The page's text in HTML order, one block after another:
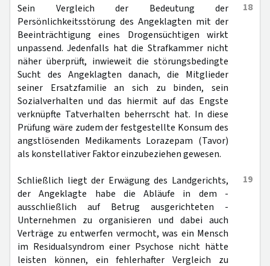
18
Sein Vergleich der Bedeutung der
Persönlichkeitsstörung des Angeklagten mit der
Beeinträchtigung eines Drogensüchtigen wirkt
unpassend. Jedenfalls hat die Strafkammer nicht
näher überprüft, inwieweit die störungsbedingte
Sucht des Angeklagten danach, die Mitglieder
seiner Ersatzfamilie an sich zu binden, sein
Sozialverhalten und das hiermit auf das Engste
verknüpfte Tatverhalten beherrscht hat. In diese
Prüfung wäre zudem der festgestellte Konsum des
angstlösenden Medikaments Lorazepam (Tavor)
als konstellativer Faktor einzubeziehen gewesen.
19
Schließlich liegt der Erwägung des Landgerichts,
der Angeklagte habe die Abläufe in dem -
ausschließlich auf Betrug ausgerichteten -
Unternehmen zu organisieren und dabei auch
Verträge zu entwerfen vermocht, was ein Mensch
im Residualsyndrom einer Psychose nicht hätte
leisten können, ein fehlerhafter Vergleich zu